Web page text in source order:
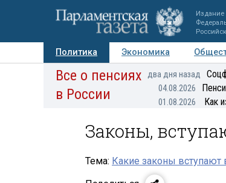
Издание
Политика Экономика
Авторы Персоны Мнения
Все о пенсиях
в России
два дня назад
04.08.2026
01.08.2026 Как
Законы,
Тема: Какие законы вступают